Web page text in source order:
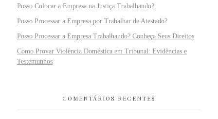
Posso Colocar a Empresa na Justiça Trabalhando?
Posso Processar a Empresa por Trabalhar de Atestado?
Posso Processar a Empresa Trabalhando? Conheça Seus Direitos
Como Provar Violência Doméstica em Tribunal: Evidências e
Testemunhos
COMENTÁRIOS RECENTES